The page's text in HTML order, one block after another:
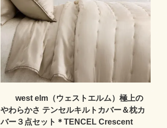
west elm（ウェストエルム）極上の
やわらかさ テンセルキルトカバー＆枕カ
バー３点セット＊TENCEL Crescent